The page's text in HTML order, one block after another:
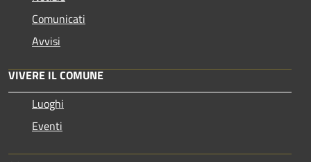
Comunicati
Avvisi
VIVERE IL COMUNE
Luoghi
Eventi